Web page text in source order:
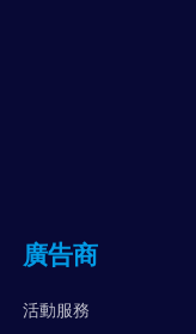
廣告商
活動服務